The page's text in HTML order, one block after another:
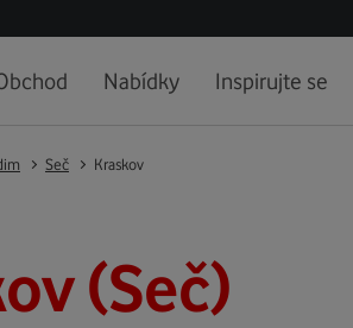
Nabídky Inspirujte se
Seč Kraskov
(Seč)